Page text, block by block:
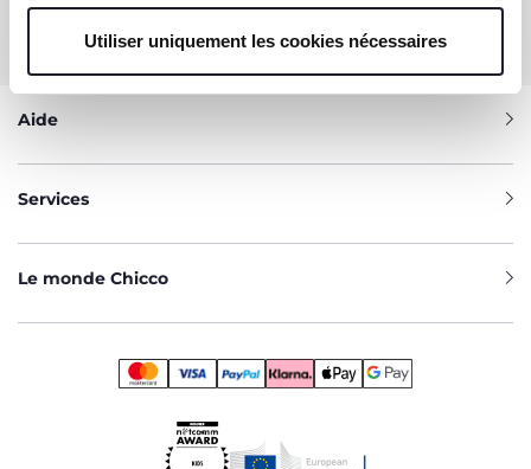
Utiliser uniquement les cookies nécessaires
0809 542 125
Aide
Services
Le monde Chicco